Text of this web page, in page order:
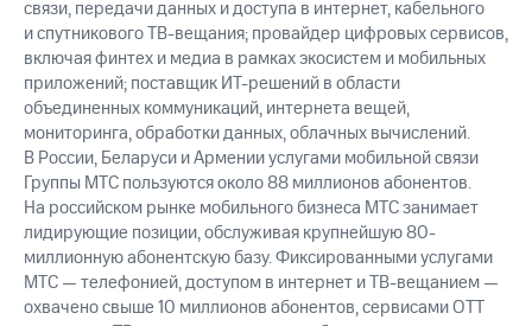
связи, передачи данных и доступа в интернет, кабельного
и спутникового ТВ-вещания; провайдер цифровых сервисов,
включая финтех и медиа в рамках экосистем и мобильных
приложений; поставщик ИТ-решений в области
объединенных коммуникаций, интернета вещей,
мониторинга, обработки данных, облачных вычислений.
В России, Беларуси и Армении услугами мобильной связи
Группы МТС пользуются около 88 миллионов абонентов.
На российском рынке мобильного бизнеса МТС занимает
лидирующие позиции, обслуживая крупнейшую 80-
миллионную абонентскую базу. Фиксированными услугами
МТС — телефонией, доступом в интернет и ТВ-вещанием —
охвачено свыше 10 миллионов абонентов, сервисами OTT